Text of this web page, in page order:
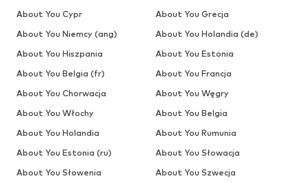
About You Cypr
About You Grecja
About You Niemcy (ang)
About You Holandia (de)
About You Hiszpania
About You Estonia
About You Belgia (fr)
About You Francja
About You Chorwacja
About You Węgry
About You Włochy
About You Belgia
About You Holandia
About You Rumunia
About You Estonia (ru)
About You Słowacja
About You Słowenia
About You Szwecja